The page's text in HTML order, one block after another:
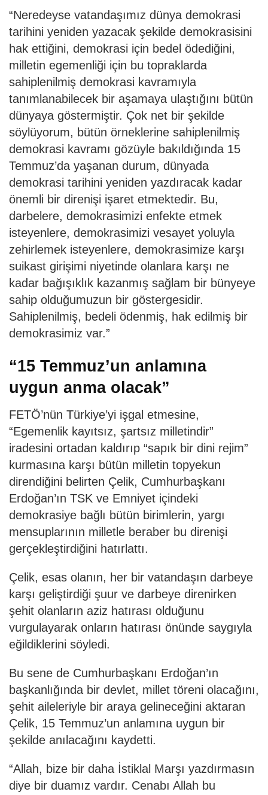
“Neredeyse vatandaşımız dünya demokrasi
tarihini yeniden yazacak şekilde demokrasisini
hak ettiğini, demokrasi için bedel ödediğini,
milletin egemenliği için bu topraklarda
sahiplenilmiş demokrasi kavramıyla
tanımlanabilecek bir aşamaya ulaştığını bütün
dünyaya göstermiştir. Çok net bir şekilde
söylüyorum, bütün örneklerine sahiplenilmiş
demokrasi kavramı gözüyle bakıldığında 15
Temmuz’da yaşanan durum, dünyada
demokrasi tarihini yeniden yazdıracak kadar
önemli bir direnişi işaret etmektedir. Bu,
darbelere, demokrasimizi enfekte etmek
isteyenlere, demokrasimizi vesayet yoluyla
zehirlemek isteyenlere, demokrasimize karşı
suikast girişimi niyetinde olanlara karşı ne
kadar bağışıklık kazanmış sağlam bir bünyeye
sahip olduğumuzun bir göstergesidir.
Sahiplenilmiş, bedeli ödenmiş, hak edilmiş bir
demokrasimiz var.”
“15 Temmuz’un anlamına
uygun anma olacak”
FETÖ’nün Türkiye’yi işgal etmesine,
“Egemenlik kayıtsız, şartsız milletindir”
iradesini ortadan kaldırıp “sapık bir dini rejim”
kurmasına karşı bütün milletin topyekun
direndiğini belirten Çelik, Cumhurbaşkanı
Erdoğan’ın TSK ve Emniyet içindeki
demokrasiye bağlı bütün birimlerin, yargı
mensuplarının milletle beraber bu direnişi
gerçekleştirdiğini hatırlattı.
Çelik, esas olanın, her bir vatandaşın darbeye
karşı geliştirdiği şuur ve darbeye direnirken
şehit olanların aziz hatırası olduğunu
vurgulayarak onların hatırası önünde saygıyla
eğildiklerini söyledi.
Bu sene de Cumhurbaşkanı Erdoğan’ın
başkanlığında bir devlet, millet töreni olacağını,
şehit aileleriyle bir araya gelineceğini aktaran
Çelik, 15 Temmuz’un anlamına uygun bir
şekilde anılacağını kaydetti.
“Allah, bize bir daha İstiklal Marşı yazdırmasın
diye bir duamız vardır. Cenabı Allah bu